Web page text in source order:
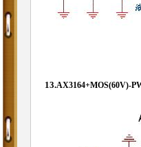
13.AX3164+MOS(60V)-